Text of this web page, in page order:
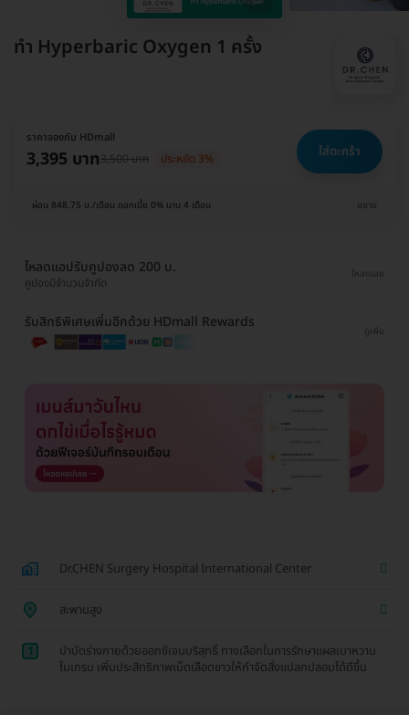
ทำ Hyperbaric Oxygen 1 ครั้ง
ราคาจองกับ HDmall
3,395 บาท3,500 บาท ประหยัด 3% ใส่ตะกร้า
ผ่อน 848.75 บ./เดือน ดอกเบี้ย 0% นาน 4 เดือน ขยาย
โหลดแอปรับคูปองลด 200 บ.
คูปองมีจำนวนจำกัด
โหลดเลย
รับสิทธิพิเศษเพิ่มอีกด้วย HDmall Rewards
ดูเพิ่ม
Dr.CHEN Surgery Hospital International Center
สะพานสูง
1
บำบัดร่างกายด้วยออกซิเจนบริสุทธิ์ ทางเลือกในการรักษาแผลเบาหวาน
ไมเกรน เพิ่มประสิทธิภาพเม็ดเลือดขาวให้กำจัดสิ่งแปลกปลอมได้ดีขึ้น